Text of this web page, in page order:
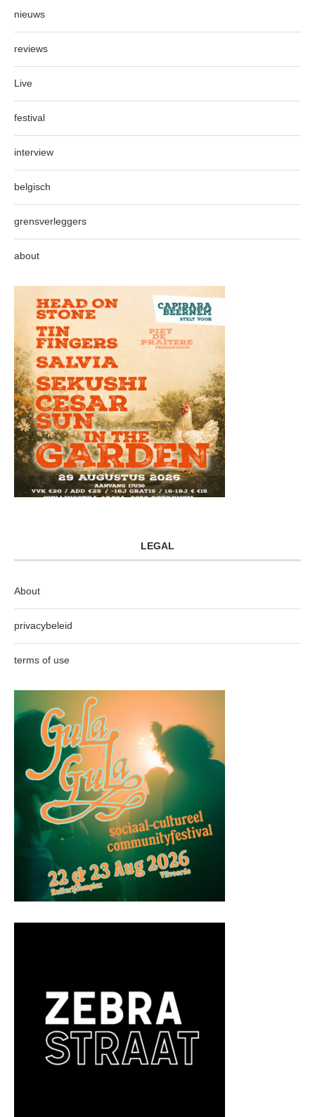
nieuws
reviews
Live
festival
interview
belgisch
grensverleggers
about
LEGAL
About
privacybeleid
terms of use